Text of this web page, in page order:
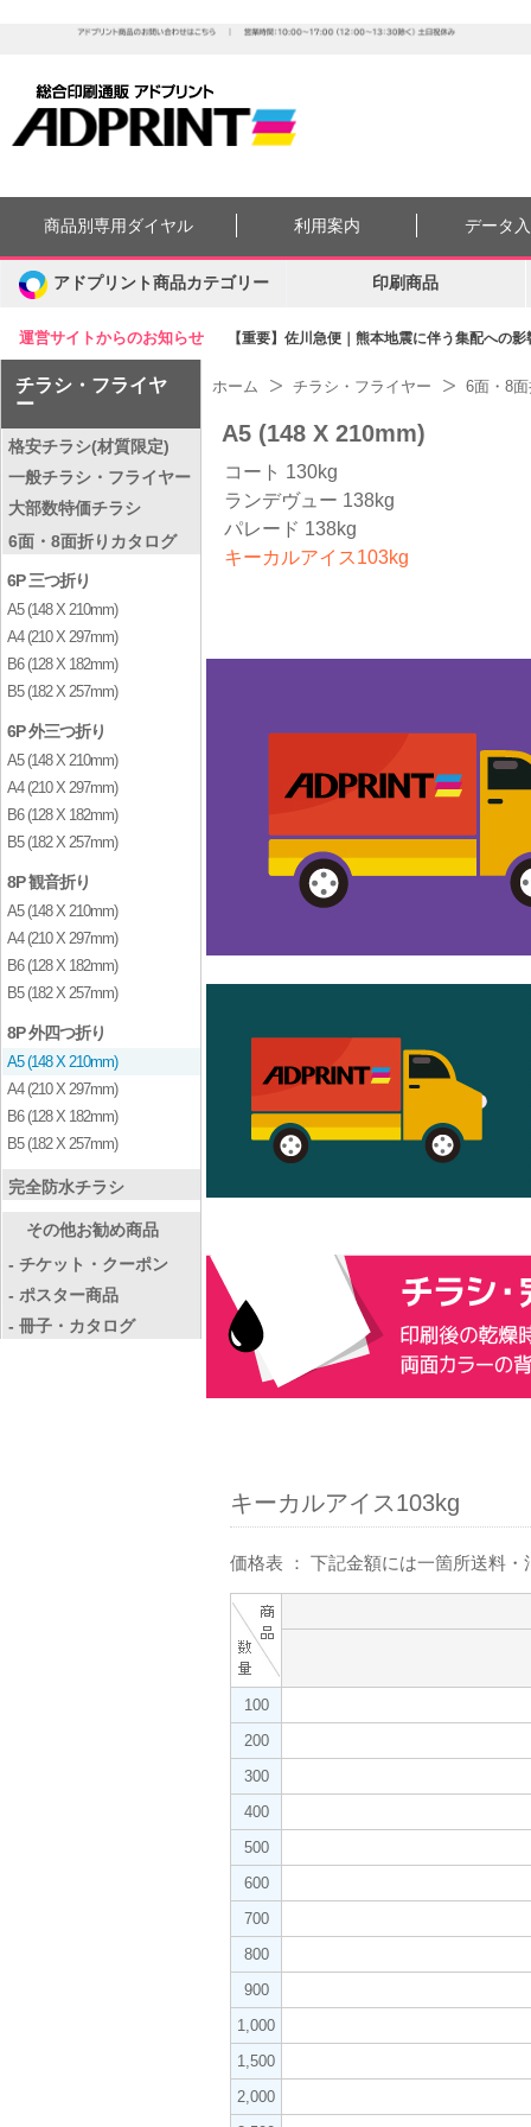
運営サイトからのお知らせ 【重要】佐川急便｜熊本地震に伴う集配への
商品別専用ダイヤル 利用案内 データ
アドプリント商品カテゴリー 印刷商品
チラシ・フライヤ
ー
格安チラシ(材質限定)
一般チラシ・フライヤー
大部数特価チラシ
6面・8面折りカタログ
6P 三つ折り
A5 (148 X 210mm)
A4 (210 X 297mm)
B6 (128 X 182mm)
B5 (182 X 257mm)
6P 外三つ折り
A5 (148 X 210mm)
A4 (210 X 297mm)
B6 (128 X 182mm)
B5 (182 X 257mm)
8P 観音折り
A5 (148 X 210mm)
A4 (210 X 297mm)
B6 (128 X 182mm)
B5 (182 X 257mm)
8P 外四つ折り
A5 (148 X 210mm)
A4 (210 X 297mm)
B6 (128 X 182mm)
B5 (182 X 257mm)
完全防水チラシ
その他お勧め商品
- チケット・クーポン
- ポスター商品
- 冊子・カタログ
ホーム チラシ・フライヤー 6面・8
A5 (148 X 210mm)
コート 130kg
ランデヴュー 138kg
パレード 138kg
キーカルアイス103kg
キーカルアイス103kg
価格表 ： 下記金額には一箇所送料
100
200
300
400
500
600
700
800
900
1,000
1,500
2,000